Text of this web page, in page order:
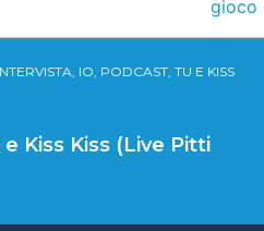
gioco
IO, PODCAST, TU E KISS
Kiss Kiss (Live Pitti